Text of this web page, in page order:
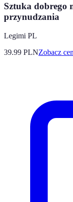
Sztuka dobrego
przynudzania
Legimi PL
39.99 PLNZobacz